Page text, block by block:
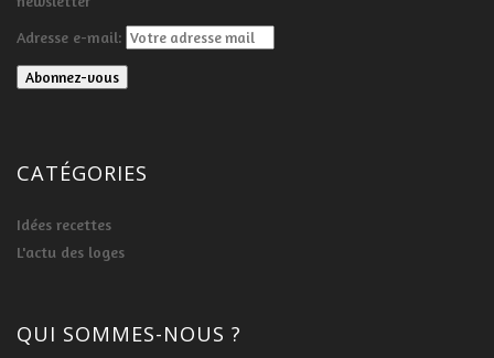
Adresse e-mail:
CATÉGORIES
Idées recettes
L'actu des loges
QUI SOMMES-NOUS ?